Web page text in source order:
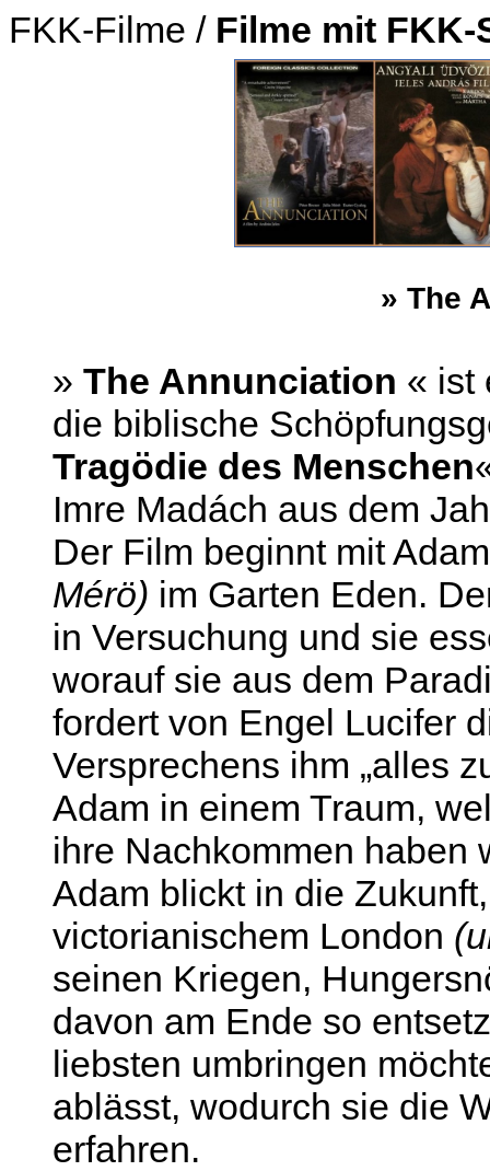
FKK-Filme / Filme mit FKK-
» The
» The Annunciation « ist
die biblische
Tragödie des Menschen
Imre Madách aus dem
Der Film beginnt mit
Mérö) im Garten Eden.
in Versuchung und sie
worauf sie aus dem
fordert von Engel Lucifer
Versprechens ihm „alles
Adam in einem Traum,
ihre Nachkommen haben
Adam blickt in die
victorianischem London
seinen Kriegen,
davon am Ende so
liebsten umbringen
ablässt, wodurch sie die
erfahren.